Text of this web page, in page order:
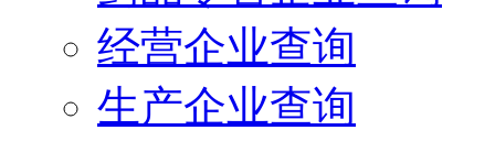
经营企业查询
生产企业查询